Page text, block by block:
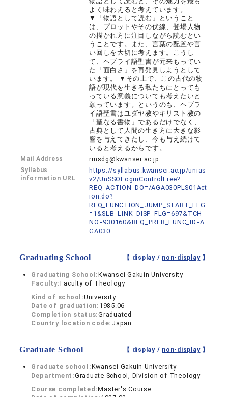
よく味わえると考えています。
▼「物語として読む」ということ
は、プロットやその伏線、登場人物
の描かれ方に注目しながら読むとい
うことです。また、言葉の配置や言
い回しを大切に考えます。こうし
て、ヘブライ語聖書が元来もってい
た「面白さ」を再発見しようとして
います。 ▼その上で、この古代の物
語が現代を生きる私たちにとっても
っている意義についても考えたいと
願っています。というのも、ヘブラ
イ語聖書はユダヤ教やキリスト教の
「聖なる書物」であるだけでなく、
古典として人間の生き方に大きな影
響を与えてきたし、今も与え続けて
いると考えるからです。
Mail Address rmsdg@kwansei.ac.jp
Syllabus
information URL
https://syllabus.kwansei.ac.jp/unias
v2/UnSSOLoginControlFree?
REQ_ACTION_DO=/AGA030PLS01Act
ion.do?
REQ_FUNCTION_JUMP_START_FLG
=1&SLB_LINK_DISP_FLG=697&TCH_
NO=930160&REQ_PRFR_FUNC_ID=A
GA030
Graduating School 【 display / non-display】
Graduating School:Kwansei Gakuin University
Faculty:Faculty of Theology
Kind of school:University
Date of graduation: 1985.06
Completion status:Graduated
Country location code: Japan
Graduate School 【 display / non-display】
Graduate school:Kwansei Gakuin University
Department:Graduate School, Division of Theology
Course completed:Master's Course